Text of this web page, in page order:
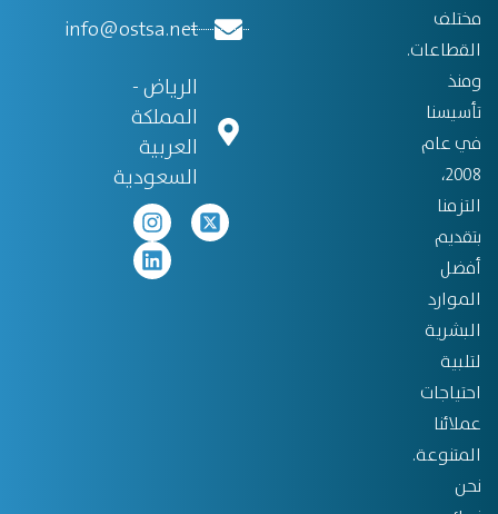
مختلف
القطاعات.
ومنذ
تأسيسنا
في عام
2008،
التزمنا
بتقديم
أفضل
الموارد
البشرية
لتلبية
احتياجات
عملائنا
المتنوعة.
نحن
info@ostsa.net
الرياض -
المملكة
العربية
السعودية